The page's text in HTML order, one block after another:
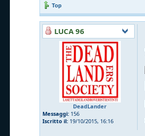
Top
LUCA 96
DeadLander
Messaggi: 156
Iscritto il: 19/10/2015, 16:16